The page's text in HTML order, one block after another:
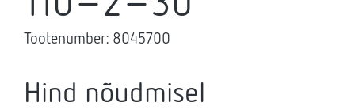
Tootenumber: 8045700
Hind nõudmisel